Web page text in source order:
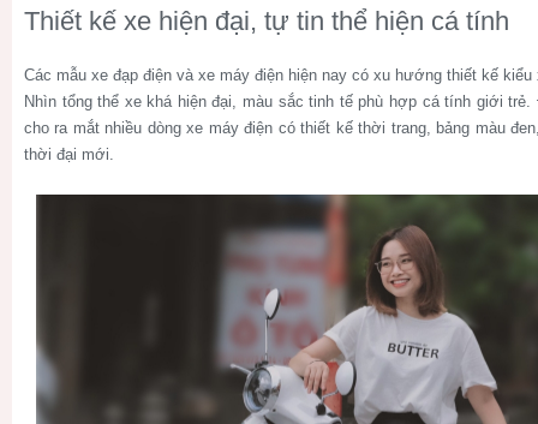
Thiết kế xe hiện đại, tự tin thể hiện cá tính
Các mẫu xe đạp điện và xe máy điện hiện nay có xu hướng thiết kế
Nhìn tổng thể xe khá hiện đại, màu sắc tinh tế phù hợp cá tính giới
cho ra mắt nhiều dòng xe máy điện có thiết kế thời trang, bảng màu
thời đại mới.